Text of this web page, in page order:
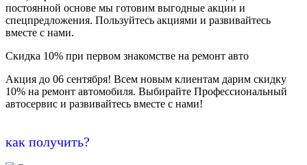
постоянной основе мы готовим выгодные акции и
спецпредложения. Пользуйтесь акциями и развивайтесь
вместе с нами.
Скидка 10% при первом знакомстве на ремонт авто
Акция до 06 сентября! Всем новым клиентам дарим скидку
10% на ремонт автомобиля. Выбирайте Профессиональный
автосервис и развивайтесь вместе с нами!
как получить?